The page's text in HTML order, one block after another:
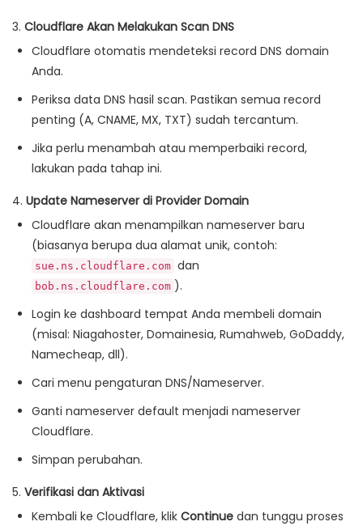
3. Cloudflare Akan Melakukan Scan DNS
Cloudflare otomatis mendeteksi record DNS domain
Anda.
Periksa data DNS hasil scan. Pastikan semua record
penting (A, CNAME, MX, TXT) sudah tercantum.
Jika perlu menambah atau memperbaiki record,
lakukan pada tahap ini.
4. Update Nameserver di Provider Domain
Cloudflare akan menampilkan nameserver baru
(biasanya berupa dua alamat unik, contoh:
sue.ns.cloudflare.com dan
bob.ns.cloudflare.com ).
Login ke dashboard tempat Anda membeli domain
(misal: Niagahoster, Domainesia, Rumahweb, GoDaddy,
Namecheap, dll).
Cari menu pengaturan DNS/Nameserver.
Ganti nameserver default menjadi nameserver
Cloudflare.
Simpan perubahan.
5. Verifikasi dan Aktivasi
Kembali ke Cloudflare, klik Continue dan tunggu proses